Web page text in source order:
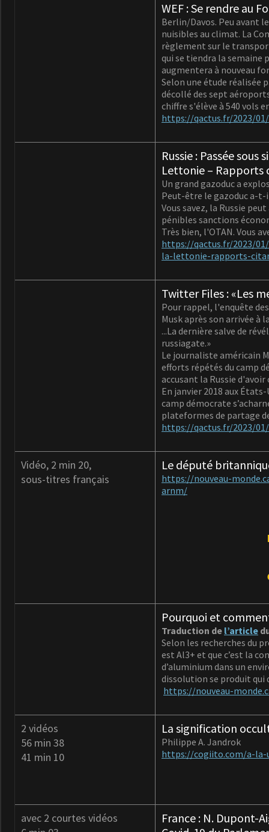
WEF : Se rendre au
Berlin/Davos. Peu avant
nuisibles au climat. La
règlement sur le
qui se tiendra la semaine
augmentera à nouveau
Selon une étude réalisée
décollé des sept
chiffre s'élève à 540 vols
https://qactus.fr/2023/
Russie : Passée
Lettonie – Rapports
Un grand gazoduc a
Peut-être le gazoduc a-t-
Vous savez, la Russie
pénibles sanctions
Très bien, l'OTAN. Vous
https://qactus.fr/2023/
la-lettonie-rapports-
Twitter Files : «Les
Pour rappel, l'enquête
Musk après son arrivée à
...La dernière salve de
russiagate.»
Le journaliste américain
efforts répétés du camp
accusant la Russie
En janvier 2018 aux
camp démocrate
plateformes de partage
https://qactus.fr/2023/
Vidéo, 2 min 20,
sous-titres français
Le député
https://nouveau-
arnm/
Pourquoi et
Traduction de l’article
Selon les recherches du
est Al3+ et que c’est la
d’aluminium dans un
dissolution se produit qui
https://nouveau-
2 vidéos
56 min 38
41 min 10
La signification
Philippe A. Jandrok
https://cogiito.com/a-la-
avec 2 courtes vidéos
France : N. Dupont-